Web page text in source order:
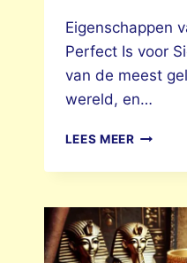
Eigenschappen
Perfect Is voor
van de meest
wereld, en…
LEES MEER
GOUD